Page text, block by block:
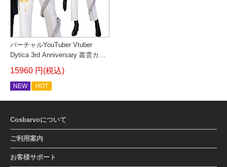
バーチャルYouTuber Vtuber
Dytica 3rd Anniversary 叢雲カゲ
ツ コスプレ衣装
15960 円(税込)
NEW HOT
Cosbarvoについて
ご利用案内
お客様サポート